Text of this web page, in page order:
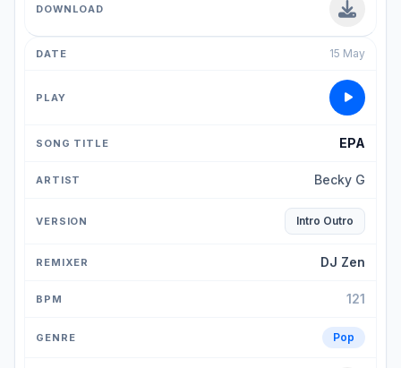
15 May
EPA
Becky G
Intro Outro
DJ Zen
121
Pop